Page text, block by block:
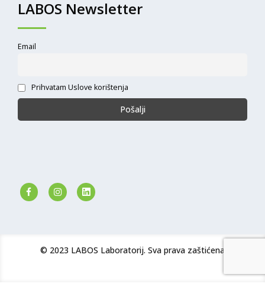
LABOS Newsletter
Email
Prihvatam Uslove korištenja
© 2023 LABOS Laboratorij. Sva prava zaštićena